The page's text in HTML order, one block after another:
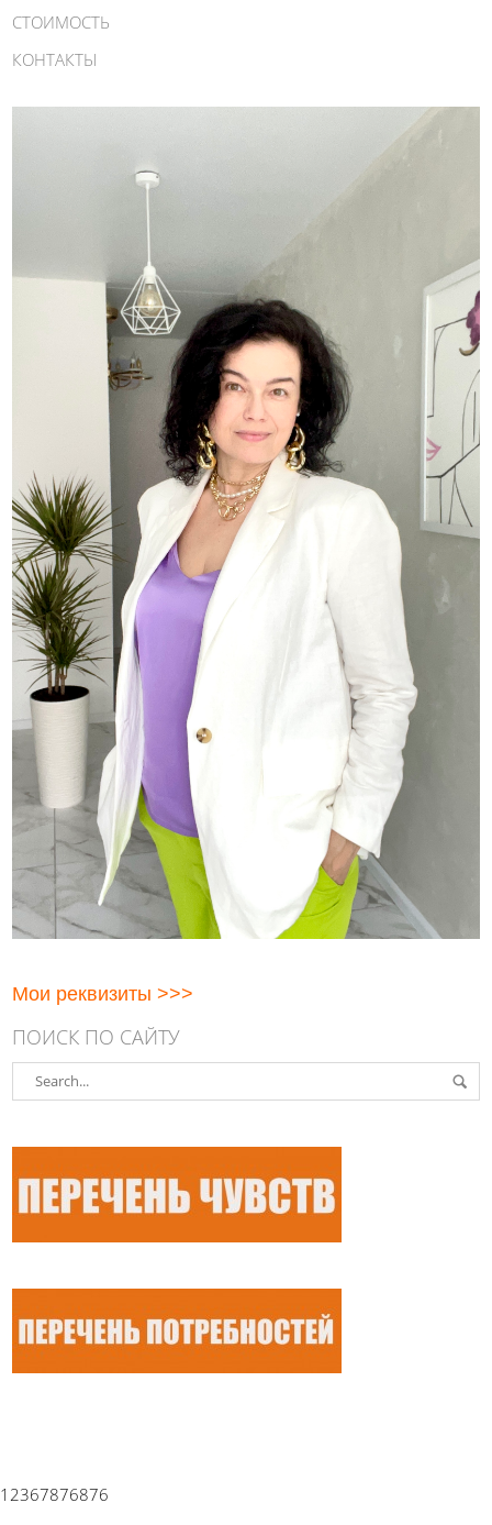
СТОИМОСТЬ
КОНТАКТЫ
Мои реквизиты >>>
ПОИСК ПО САЙТУ
12367876876